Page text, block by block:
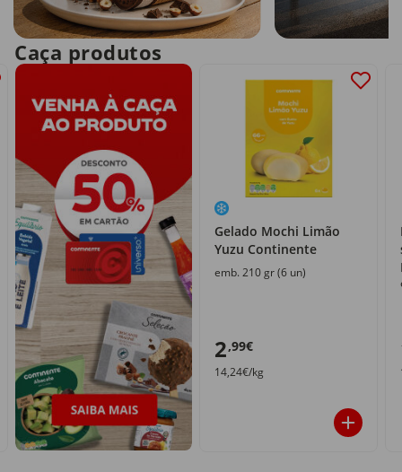
Caça produtos
Gelado Mochi Limão
Yuzu Continente
emb. 210 gr (6 un)
2,99€
14,24€/kg